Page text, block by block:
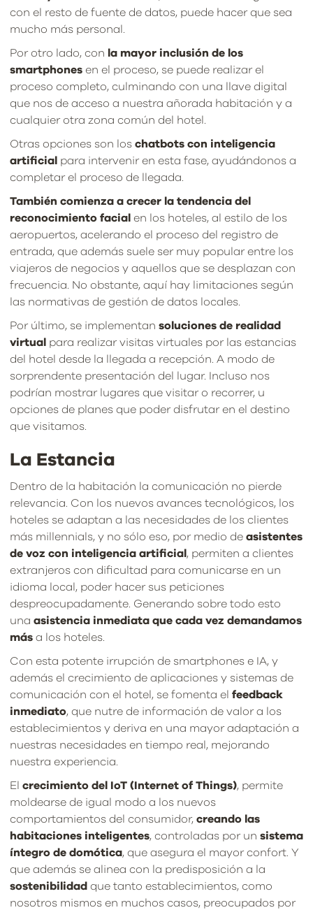
con el resto de fuente de datos, puede hacer que sea
mucho más personal.
Por otro lado, con la mayor inclusión de los
smartphones en el proceso, se puede realizar el
proceso completo, culminando con una llave digital
que nos de acceso a nuestra añorada habitación y a
cualquier otra zona común del hotel.
Otras opciones son los chatbots con inteligencia
artificial para intervenir en esta fase, ayudándonos a
completar el proceso de llegada.
También comienza a crecer la tendencia del
reconocimiento facial en los hoteles, al estilo de los
aeropuertos, acelerando el proceso del registro de
entrada, que además suele ser muy popular entre los
viajeros de negocios y aquellos que se desplazan con
frecuencia. No obstante, aquí hay limitaciones según
las normativas de gestión de datos locales.
Por último, se implementan soluciones de realidad
virtual para realizar visitas virtuales por las estancias
del hotel desde la llegada a recepción. A modo de
sorprendente presentación del lugar. Incluso nos
podrían mostrar lugares que visitar o recorrer, u
opciones de planes que poder disfrutar en el destino
que visitamos.
La Estancia
Dentro de la habitación la comunicación no pierde
relevancia. Con los nuevos avances tecnológicos, los
hoteles se adaptan a las necesidades de los clientes
más millennials, y no sólo eso, por medio de asistentes
de voz con inteligencia artificial , permiten a clientes
extranjeros con dificultad para comunicarse en un
idioma local, poder hacer sus peticiones
despreocupadamente. Generando sobre todo esto
una asistencia inmediata que cada vez demandamos
más a los hoteles.
Con esta potente irrupción de smartphones e IA, y
además el crecimiento de aplicaciones y sistemas de
comunicación con el hotel, se fomenta el feedback
inmediato, que nutre de información de valor a los
establecimientos y deriva en una mayor adaptación a
nuestras necesidades en tiempo real, mejorando
nuestra experiencia.
El crecimiento del IoT (Internet of Things), permite
moldearse de igual modo a los nuevos
comportamientos del consumidor, creando las
habitaciones inteligentes, controladas por un sistema
íntegro de domótica, que asegura el mayor confort. Y
que además se alinea con la predisposición a la
sostenibilidad que tanto establecimientos, como
nosotros mismos en muchos casos, preocupados por